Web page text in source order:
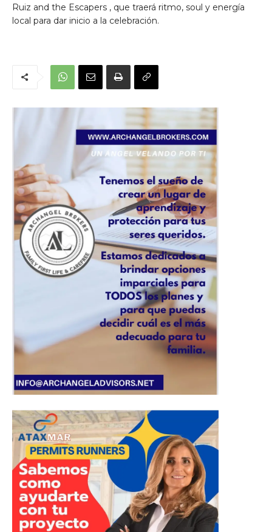
Ruiz and the Escapers , que traerá ritmo, soul y energía
local para dar inicio a la celebración.